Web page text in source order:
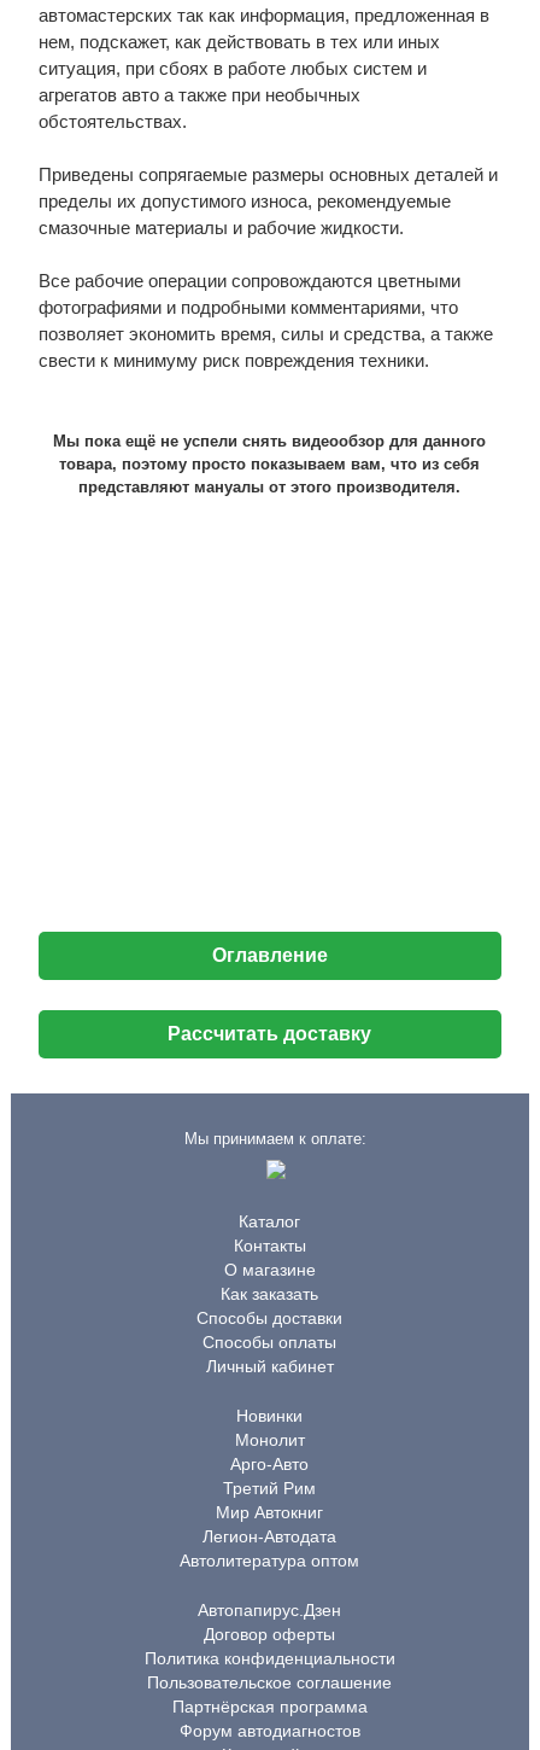
автомастерских так как информация, предложенная в
нем, подскажет, как действовать в тех или иных
ситуация, при сбоях в работе любых систем и
агрегатов авто а также при необычных
обстоятельствах.
Приведены сопрягаемые размеры основных деталей и
пределы их допустимого износа, рекомендуемые
смазочные материалы и рабочие жидкости.
Все рабочие операции сопровождаются цветными
фотографиями и подробными комментариями, что
позволяет экономить время, силы и средства, а также
свести к минимуму риск повреждения техники.
Мы пока ещё не успели снять видеообзор для данного
товара, поэтому просто показываем вам, что из себя
представляют мануалы от этого производителя.
Оглавление
Рассчитать доставку
Мы принимаем к оплате:
Каталог
Контакты
О магазине
Как заказать
Способы доставки
Способы оплаты
Личный кабинет
Новинки
Монолит
Арго-Авто
Третий Рим
Мир Автокниг
Легион-Автодата
Автолитература оптом
Автопапирус.Дзен
Договор оферты
Политика конфиденциальности
Пользовательское соглашение
Партнёрская программа
Форум автодиагностов